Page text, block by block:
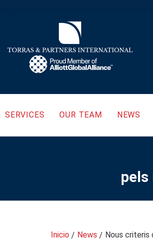
SERVICES OUR TEAM NEWS
pels
Inicio News Nous criteris